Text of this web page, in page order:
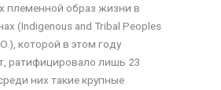
племенной образ жизни в
(Indigenous and Tribal Peoples
которой в этом году
ратифицировало лишь 23
них такие крупные